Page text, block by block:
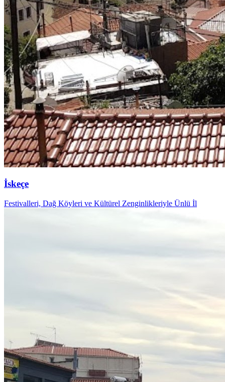
İskeçe
Festivalleri, Dağ Köyleri ve Kültürel Zenginlikleriyle Ünlü İl